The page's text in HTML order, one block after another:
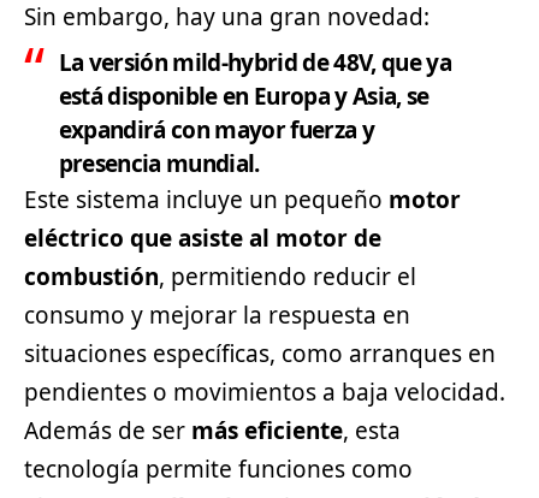
Sin embargo, hay una gran novedad:
La versiónmild-hybrid de 48V, que ya
está disponible en Europa y Asia, se
expandirá con mayor fuerza y
presencia mundial.
Este sistema incluye un pequeño motor
eléctrico que asiste al motor de
combustión, permitiendo reducir el
consumo y mejorar la respuesta en
situaciones específicas, como arranques en
pendientes o movimientos a baja velocidad.
Además de ser más eficiente, esta
tecnología permite funciones como